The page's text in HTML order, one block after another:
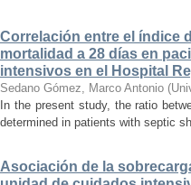
Correlación entre el índice
mortalidad a 28 días en
intensivos en el Hospital
Sedano Gómez, Marco Antonio (
In the present study, the ratio
determined in patients with septic
Asociación de la